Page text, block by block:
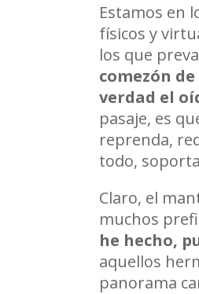
Estamos en
físicos y
los que
comezón
verdad el
pasaje, es
reprenda,
todo,
Claro, el
muchos
he hecho,
aquellos
panorama